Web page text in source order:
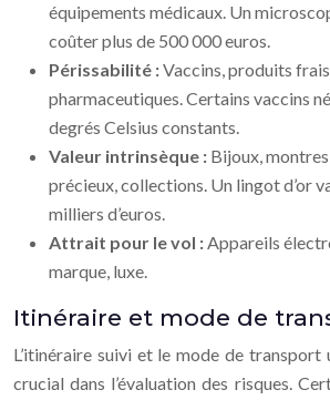
équipements médicaux. Un
coûter plus de 500 000 euros.
Périssabilité :Vaccins, produits
pharmaceutiques. Certains vaccins
degrés Celsius constants.
Valeur intrinsèque : Bijoux,
précieux, collections. Un lingot d’or
milliers d’euros.
Attrait pour le vol :Appareils
marque, luxe.
Itinéraire et mode de
L’itinéraire suivi et le mode de
crucial dans l’évaluation des risques.